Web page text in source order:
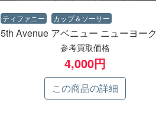
ティファニー カップ＆ソーサー
5th Avenue アベニュー ニューヨーク
参考買取価格
4,000円
この商品の詳細